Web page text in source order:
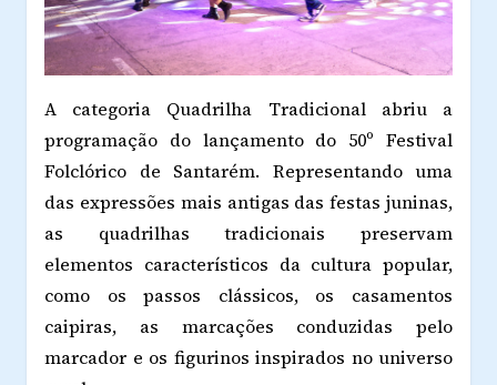
A categoria Quadrilha Tradicional abriu a
programação do lançamento do 50º Festival
Folclórico de Santarém. Representando uma
das expressões mais antigas das festas juninas,
as quadrilhas tradicionais preservam
elementos característicos da cultura popular,
como os passos clássicos, os casamentos
caipiras, as marcações conduzidas pelo
marcador e os figurinos inspirados no universo